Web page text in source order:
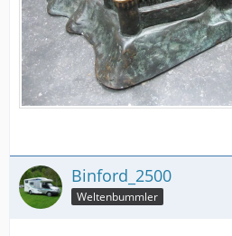
Binford_2500
Weltenbummler